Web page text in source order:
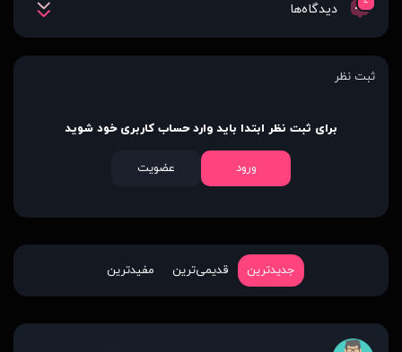
دیدگاه‌ها
ثبت نظر
برای ثبت نظر ابتدا باید وارد حساب کاربری خود شوید
ورود عضویت
جدیدترین قدیمی‌ترین مفیدترین